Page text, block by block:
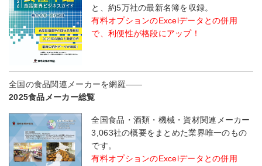
と、約5万社の最新名簿を収録。
有料オプションのExcelデータとの併用
で、利便性が格段にアップ！
全国の食品関連メーカーを網羅――
2025食品メーカー総覧
全国食品・酒類・機械・資材関連メーカー
3,063社の概要をまとめた業界唯一のもの
です。
有料オプションのExcelデータとの併用